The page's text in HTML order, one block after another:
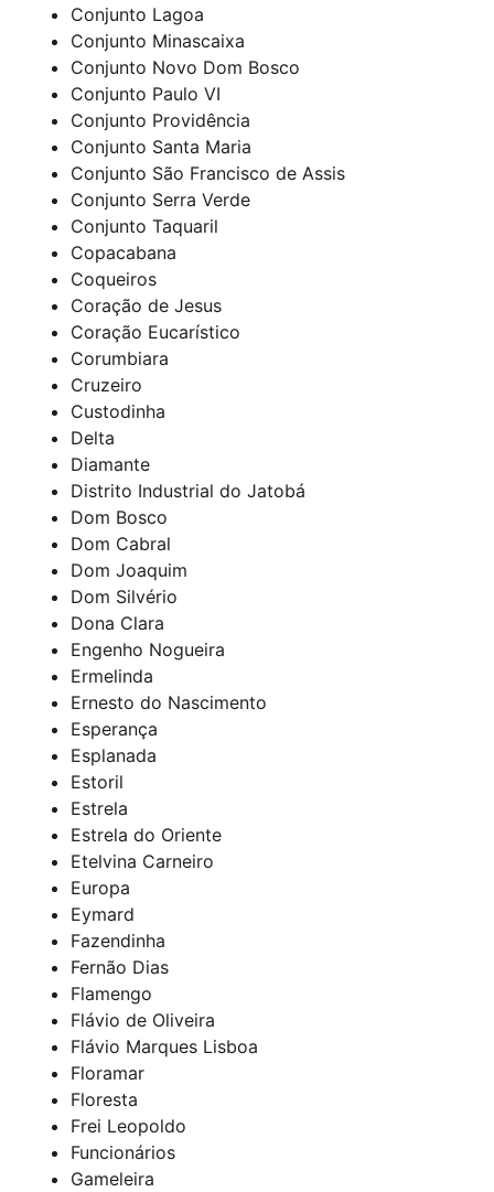
Conjunto Lagoa
Conjunto Minascaixa
Conjunto Novo Dom Bosco
Conjunto Paulo VI
Conjunto Providência
Conjunto Santa Maria
Conjunto São Francisco de Assis
Conjunto Serra Verde
Conjunto Taquaril
Copacabana
Coqueiros
Coração de Jesus
Coração Eucarístico
Corumbiara
Cruzeiro
Custodinha
Delta
Diamante
Distrito Industrial do Jatobá
Dom Bosco
Dom Cabral
Dom Joaquim
Dom Silvério
Dona Clara
Engenho Nogueira
Ermelinda
Ernesto do Nascimento
Esperança
Esplanada
Estoril
Estrela
Estrela do Oriente
Etelvina Carneiro
Europa
Eymard
Fazendinha
Fernão Dias
Flamengo
Flávio de Oliveira
Flávio Marques Lisboa
Floramar
Floresta
Frei Leopoldo
Funcionários
Gameleira